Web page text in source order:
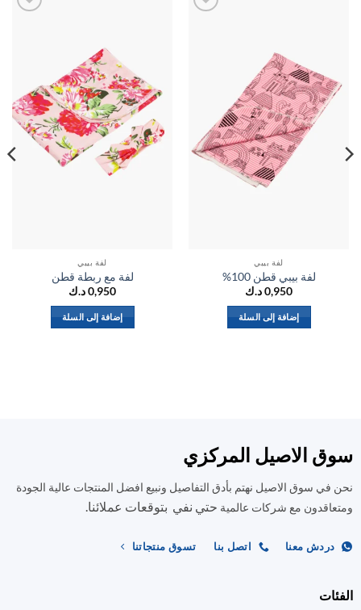
لفة بيبي
لفة بيبي قطن 100%
0,950د.ك
إضافة إلى السلة
لفة بيبي
لفة مع ربطة قطن
0,950د.ك
إضافة إلى السلة
الاصيل المركزي
سوق الاصيل نهتم بأدق التفاصيل ونبيع افضل المنتجات عالية الجودة
مع شركات عالميةحتي نفي بتوقعات عملائنا.
دردش معنا اتصل بنا تسوق منتجاتنا